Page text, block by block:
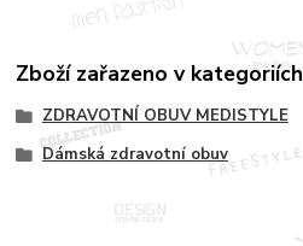
Zboží zařazeno v kategoriích
ZDRAVOTNÍ OBUV MEDISTYLE
Dámská zdravotní obuv